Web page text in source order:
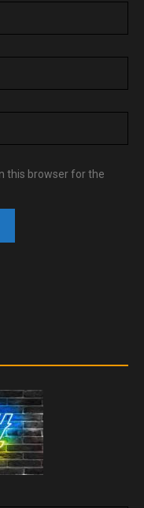
this browser for the